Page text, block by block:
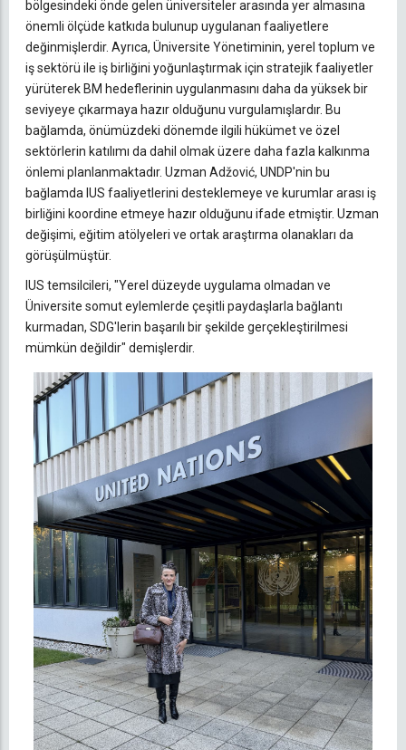
bölgesindeki önde gelen üniversiteler arasında yer almasına
önemli ölçüde katkıda bulunup uygulanan faaliyetlere
değinmişlerdir. Ayrıca, Üniversite Yönetiminin, yerel toplum ve
iş sektörü ile iş birliğini yoğunlaştırmak için stratejik faaliyetler
yürüterek BM hedeflerinin uygulanmasını daha da yüksek bir
seviyeye çıkarmaya hazır olduğunu vurgulamışlardır. Bu
bağlamda, önümüzdeki dönemde ilgili hükümet ve özel
sektörlerin katılımı da dahil olmak üzere daha fazla kalkınma
önlemi planlanmaktadır. Uzman Adžović, UNDP'nin bu
bağlamda IUS faaliyetlerini desteklemeye ve kurumlar arası iş
birliğini koordine etmeye hazır olduğunu ifade etmiştir. Uzman
değişimi, eğitim atölyeleri ve ortak araştırma olanakları da
görüşülmüştür.
IUS temsilcileri, "Yerel düzeyde uygulama olmadan ve
Üniversite somut eylemlerde çeşitli paydaşlarla bağlantı
kurmadan, SDG'lerin başarılı bir şekilde gerçekleştirilmesi
mümkün değildir" demişlerdir.